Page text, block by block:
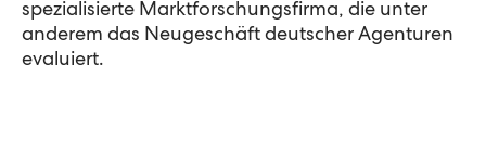
spezialisierte Marktforschungsfirma, die unter
anderem das Neugeschäft deutscher Agenturen
evaluiert.